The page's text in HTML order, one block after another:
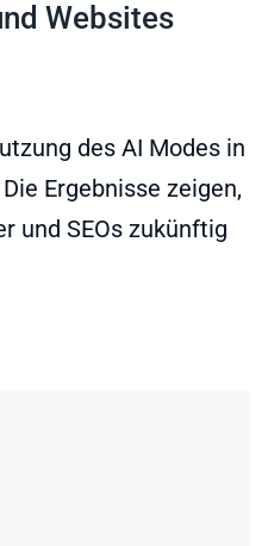
Websites
des AI Modes in
Ergebnisse zeigen,
und SEOs zukünftig